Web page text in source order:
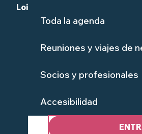
Toda la agenda
Reuniones y viajes de
Socios y profesionales
Accesibilidad
Loire-Atlantique